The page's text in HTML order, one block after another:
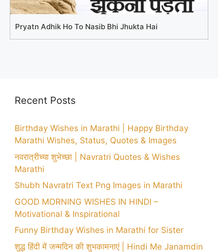
Pryatn Adhik Ho To Nasib Bhi Jhukta Hai
Recent Posts
Birthday Wishes in Marathi | Happy Birthday
Marathi Wishes, Status, Quotes & Images
नवरात्रीच्या शुभेच्छा | Navratri Quotes & Wishes
Marathi
Shubh Navratri Text Png Images in Marathi
GOOD MORNING WISHES IN HINDI –
Motivational & Inspirational
Funny Birthday Wishes in Marathi for Sister
शुद्ध हिंदी में जन्मदिन की शुभकामनाएं | Hindi Me Janamdin